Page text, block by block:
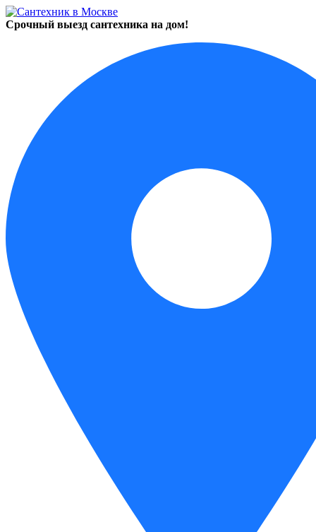
Срочный выезд сантехника на дом!